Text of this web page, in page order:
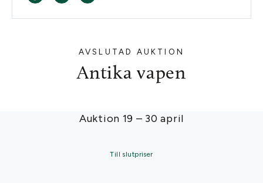
AVSLUTAD AUKTION
Antika vapen
Auktion 19 – 30 april
Till slutpriser